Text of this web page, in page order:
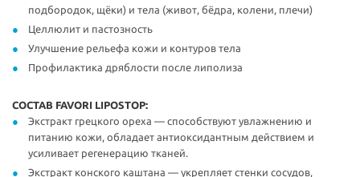
подбородок, щёки) и тела (живот, бёдра, колени, плечи)
Целлюлит и пастозность
Улучшение рельефа кожи и контуров тела
Профилактика дряблости после липолиза
СОСТАВ FAVORI LIPOSTOP:
Экстракт грецкого ореха — способствуют увлажнению и
питанию кожи, обладает антиоксидантным действием и
усиливает регенерацию тканей.
Экстракт конского каштана — укрепляет стенки сосудов,